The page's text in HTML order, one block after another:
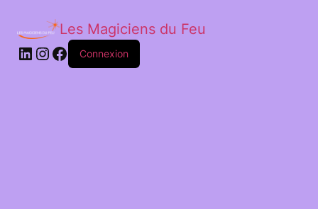
Les Magiciens du Feu
LinkedIn
Instagram
Facebook
Connexion